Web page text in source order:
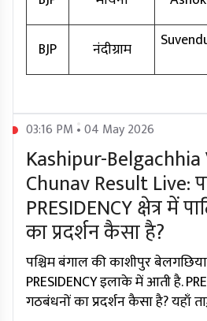
BJP
नंदीग्राम
03:16 PM • 04 May 2026
Kashipur-
Chunav Result Live:
PRESIDENCY क्षेत्र में
का प्रदर्शन कैसा है?
पश्चिम बंगाल की काशीपुर
PRESIDENCY इलाके में आती है.
गठबंधनों का प्रदर्शन कैसा है?